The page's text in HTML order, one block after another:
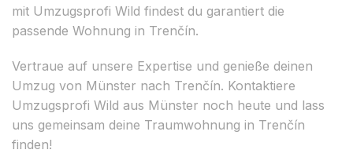
mit Umzugsprofi Wild findest du garantiert die
passende Wohnung in Trenčín.
Vertraue auf unsere Expertise und genieße deinen
Umzug von Münster nach Trenčín. Kontaktiere
Umzugsprofi Wild aus Münster noch heute und lass
uns gemeinsam deine Traumwohnung in Trenčín
finden!